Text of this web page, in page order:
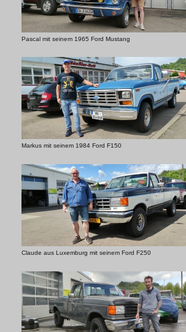
Pascal mit seinem 1965 Ford Mustang
Markus mit seinem 1984 Ford F150
Claude aus Luxemburg mit seinem Ford F250